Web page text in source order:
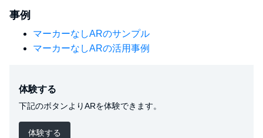
事例
マーカーなしARのサンプル
マーカーなしARの活用事例
体験する
下記のボタンよりARを体験できます。
体験する